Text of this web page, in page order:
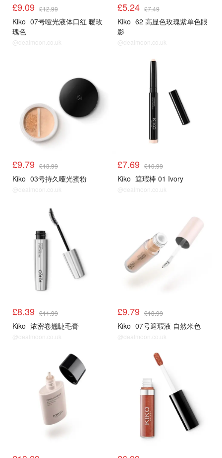
£9.09 £12.99
Kiko 07号哑光液体口红 暖玫
瑰色
@dealmoon.co.uk
£5.24 £7.49
Kiko 62 高显色玫瑰紫单色眼
影
@dealmoon.co.uk
£9.79 £13.99
Kiko 03号持久哑光蜜粉
@dealmoon.co.uk
£7.69 £10.99
Kiko 遮瑕棒 01 Ivory
@dealmoon.co.uk
£8.39 £11.99
Kiko 浓密卷翘睫毛膏
@dealmoon.co.uk
£9.79 £13.99
Kiko 07号遮瑕液 自然米色
@dealmoon.co.uk